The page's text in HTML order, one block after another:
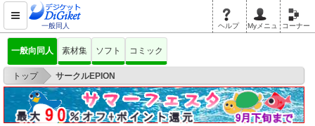
一般同人 ヘルプ Myメニュ コーナー
一般向同人 素材集 ソフト コミック
トップ > サークルEPION